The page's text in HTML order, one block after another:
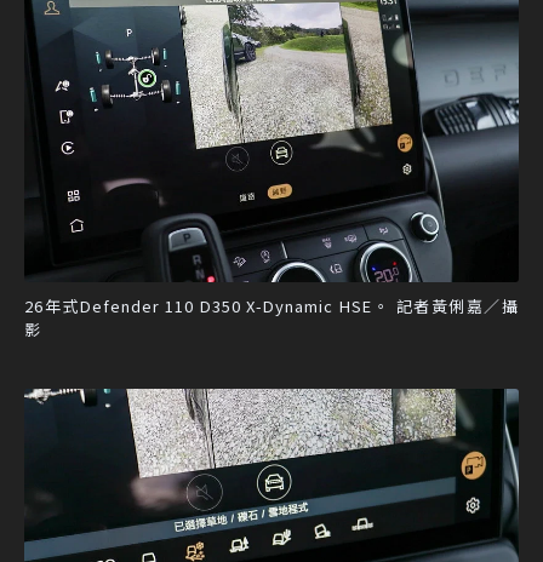
26年式Defender 110 D350 X-Dynamic HSE。 記者黃俐嘉／攝
影